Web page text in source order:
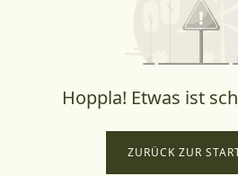
Hoppla! Etwas ist
ZURÜCK ZUR